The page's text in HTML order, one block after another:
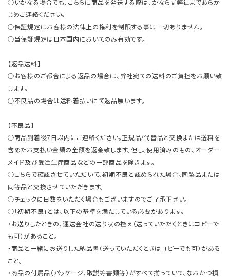
○いかなる場合でも、こちらに商品を発送する際は、かならず弊社まであらか
じめご連絡ください。
○保証規定はお客様の法律上の権利を制限する事は一切ありません。
○当保証規定は日本国内においてのみ有効です。
【返品送料】
○お客様のご都合による返品の場合は、弊社宛ての送料のご負担をお願い致
します。
○不良品の場合は送料着払いにて返品願います。
【不良品】
○商品到着後7日以内にご連絡ください。正規品/代替品と交換または送料を
含めたお支払い金額の全額を返金致します。但し、使用済みのもの、オーダー
メイド及び受注生産商品などの一部商品を除きます。
○こちらで確認させていただいて、初期不良と認められた場合、同製品または
同等品と交換させていただきます。
○チェックに日数をいただく場合もございますのでご了承下さい。
○「初期不良」とは、以下の基準を満たしている必要があります。
・お送りしたときの、運送会社の送り状の控え（送っていただくときはコピーで
も可）があること。
・商品と一緒にお送りした納品書（送っていただくときはコピーでも可）がある
こと。
・商品の付属品（パッケージ、取説等書類等）がすべて揃っていて、なおかつ損